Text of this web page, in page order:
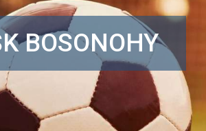
BOSONOHY